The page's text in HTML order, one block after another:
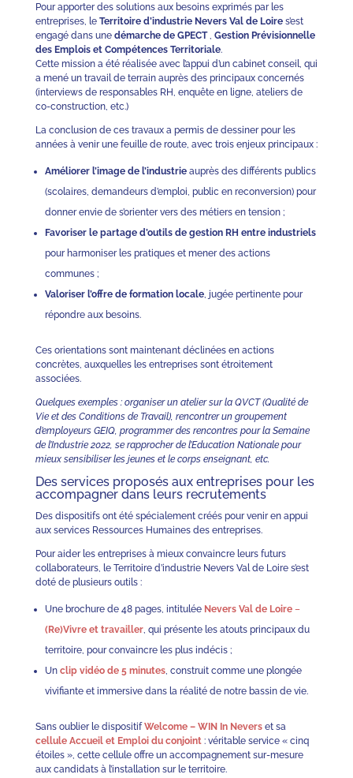
Pour apporter des solutions aux besoins exprimés par les
entreprises, le Territoire d’industrie Nevers Val de Loires’est
engagé dans une démarche de GPECT, Gestion Prévisionnelle
des Emplois et Compétences Territoriale.
Cette mission a été réalisée avec l’appui d’un cabinet conseil, qui
a mené un travail de terrain auprès des principaux concernés
(interviews de responsables RH, enquête en ligne, ateliers de
co-construction, etc.)
La conclusion de ces travaux a permis de dessiner pour les
années à venir une feuille de route, avec trois enjeux principaux :
Améliorer l’image de l’industrieauprès des différents publics
(scolaires, demandeurs d’emploi, public en reconversion) pour
donner envie de s’orienter vers des métiers en tension ;
Favoriser le partage d’outils de gestion RH entre industriels
pour harmoniser les pratiques et mener des actions
communes ;
Valoriser l’offre de formation locale, jugée pertinente pour
répondre aux besoins.
Ces orientations sont maintenant déclinées en actions
concrètes, auxquelles les entreprises sont étroitement
associées.
Quelques exemples : organiser un atelier sur la QVCT (Qualité de
Vie et des Conditions de Travail), rencontrer un groupement
d’employeurs GEIQ, programmer des rencontres pour la Semaine
de l’Industrie 2022, se rapprocher de l’Education Nationale pour
mieux sensibiliser les jeunes et le corps enseignant, etc.
Des services proposés aux entreprises pour les
accompagner dans leurs recrutements
Des dispositifs ont été spécialement créés pour venir en appui
aux services Ressources Humaines des entreprises.
Pour aider les entreprises à mieux convaincre leurs futurs
collaborateurs, le Territoire d’industrie Nevers Val de Loire s’est
doté de plusieurs outils :
Une brochure de 48 pages, intitulée Nevers Val de Loire–
(Re)Vivre et travailler, qui présente les atouts principaux du
territoire, pour convaincre les plus indécis ;
Un clip vidéo de 5 minutes, construit comme une plongée
vivifiante et immersive dans la réalité de notre bassin de vie.
Sans oublier le dispositif Welcome – WIN In Neverset sa
cellule Accueil et Emploi du conjoint: véritable service « cinq
étoiles », cette cellule offre un accompagnement sur-mesure
aux candidats à l’installation sur le territoire.